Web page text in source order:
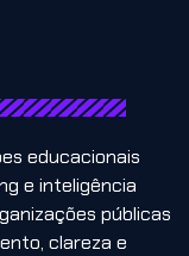
educacionais
e inteligência
públicas
clareza e